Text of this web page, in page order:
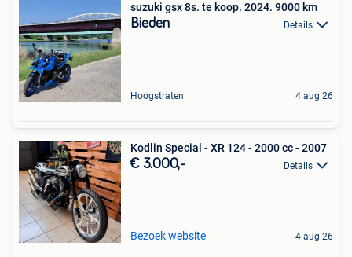
suzuki gsx 8s. te koop. 2024. 9000 km
Bieden Details
Hoogstraten 4 aug 26
Kodlin Special - XR 124 - 2000 cc - 2007
€ 3.000,- Details
Bezoek website 4 aug 26